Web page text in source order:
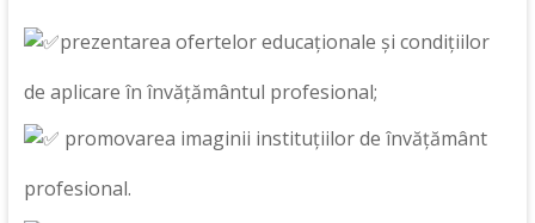
prezentarea ofertelor educaționale și condițiilor
de aplicare în învățământul profesional;
promovarea imaginii instituțiilor de învățământ
profesional.